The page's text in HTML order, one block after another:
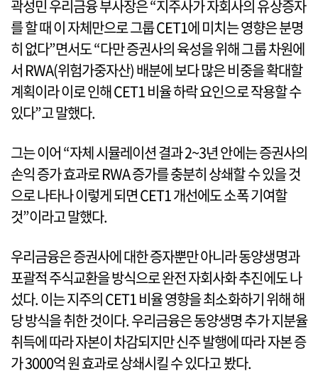
곽성민 우리금융 부사장은 “지주사가 자회사의 유상증자
를 할 때 이 자체만으로 그룹 CET1에 미치는 영향은 분명
히 없다”면서도 “다만 증권사의 육성을 위해 그룹 차원에
서 RWA(위험가중자산) 배분에 보다 많은 비중을 확대할
계획이라 이로 인해 CET1 비율 하락 요인으로 작용할 수
있다”고 말했다.
그는 이어 “자체 시뮬레이션 결과 2~3년 안에는 증권사의
손익 증가 효과로 RWA 증가를 충분히 상쇄할 수 있을 것
으로 나타나 이렇게 되면 CET1 개선에도 소폭 기여할
것”이라고 말했다.
우리금융은 증권사에 대한 증자뿐만 아니라 동양생명과
포괄적 주식교환을 방식으로 완전 자회사화 추진에도 나
섰다. 이는 지주의 CET1 비율 영향을 최소화하기 위해 해
당 방식을 취한 것이다. 우리금융은 동양생명 추가 지분율
취득에 따라 자본이 차감되지만 신주 발행에 따라 자본 증
가 3000억 원 효과로 상쇄시킬 수 있다고 봤다.